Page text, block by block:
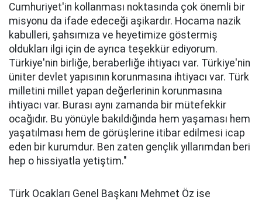
Cumhuriyet'in kollanması noktasında çok önemli bir
misyonu da ifade edeceği aşikardır. Hocama nazik
kabulleri, şahsımıza ve heyetimize göstermiş
oldukları ilgi için de ayrıca teşekkür ediyorum.
Türkiye'nin birliğe, beraberliğe ihtiyacı var. Türkiye'nin
üniter devlet yapısının korunmasına ihtiyacı var. Türk
milletini millet yapan değerlerinin korunmasına
ihtiyacı var. Burası aynı zamanda bir mütefekkir
ocağıdır. Bu yönüyle bakıldığında hem yaşaması hem
yaşatılması hem de görüşlerine itibar edilmesi icap
eden bir kurumdur. Ben zaten gençlik yıllarımdan beri
hep o hissiyatla yetiştim."
Türk Ocakları Genel Başkanı Mehmet Öz ise